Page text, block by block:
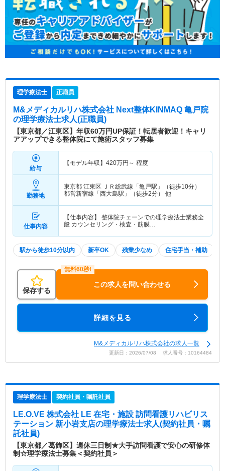
理学療法士 正職員
M&メディカルリハ株式会社 Next整体KINMAQ 亀戸院
の理学療法士求人(正職員)
【東京都／江東区】年収60万円UP保証！転居者歓迎！キャリ
アアップできる整体院にて施術スタッフ募集
給与
【モデル年収】 420万円～ 程度
勤務地
東京都 江東区 ＪＲ総武線「亀戸駅」（徒歩10分）
都営新宿線「西大島駅」（徒歩2分） 他
仕事内容
【仕事内容】 整体院チェーンでの理学療法士業務全
般 カウンセリング・検査・筋膜…
駅から徒歩10分以内 新卒OK 残業少なめ 住宅手当・補助
保存する
この求人を問い合わせる
詳細を見る
M&メディカルリハ株式会社の求人一覧
更新日：2026/07/08 求人番号：10164484
理学療法士 契約社員・嘱託社員
LE.O.VE 株式会社 LE 在宅・施設 訪問看護リハビリス
テーション 新小岩支店の理学療法士求人(契約社員・嘱
託社員)
【東京都／葛飾区】週休三日制★大手訪問看護で安心の研修体
制☆理学療法士募集＜契約社員＞